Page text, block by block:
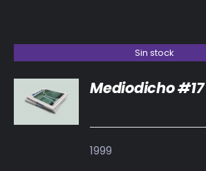
Sin stock
DETALLES
Mediodicho #17
1999